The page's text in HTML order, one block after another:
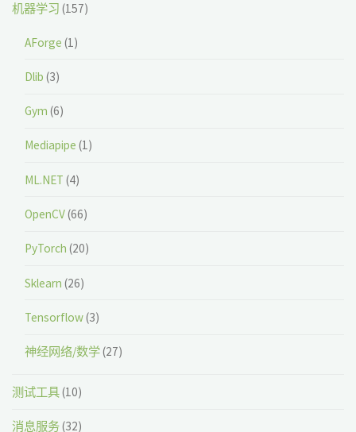
机器学习 (157)
AForge (1)
Dlib (3)
Gym (6)
Mediapipe (1)
ML.NET (4)
OpenCV(66)
PyTorch (20)
Sklearn (26)
Tensorflow(3)
神经网络/数学(27)
测试工具(10)
消息服务(32)